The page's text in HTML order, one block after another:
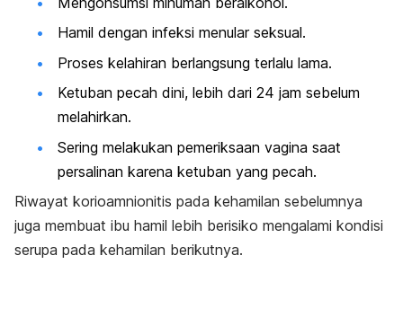
Hamil dengan infeksi menular seksual.
Proses kelahiran berlangsung terlalu lama.
Ketuban pecah dini, lebih dari 24 jam sebelum
melahirkan.
Sering melakukan pemeriksaan vagina saat
persalinan karena ketuban yang pecah.
Riwayat korioamnionitis pada kehamilan sebelumnya
juga membuat ibu hamil lebih berisiko mengalami kondisi
serupa pada kehamilan berikutnya.